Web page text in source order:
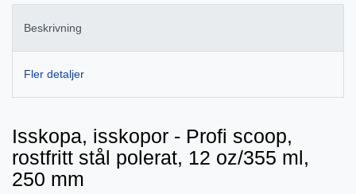
Beskrivning
Fler detaljer
Isskopa, isskopor - Profi scoop,
rostfritt stål polerat, 12 oz/355 ml,
250 mm